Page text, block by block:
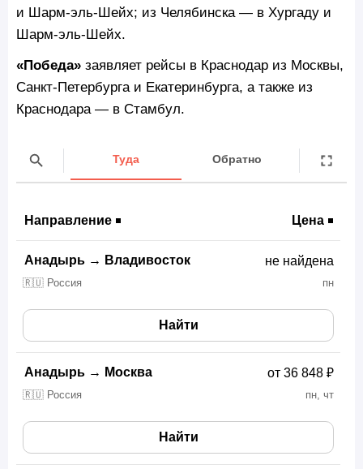
и Шарм-эль-Шейх; из Челябинска — в Хургаду и
Шарм-эль-Шейх.
«Победа» заявляет рейсы в Краснодар из Москвы,
Санкт-Петербурга и Екатеринбурга, а также из
Краснодара — в Стамбул.
Туда Обратно
Направление Цена
Анадырь → Владивосток
🇷🇺 Россия пн
не найдена
Найти
Анадырь → Москва
🇷🇺 Россия пн, чт
от 36 848 ₽
Найти